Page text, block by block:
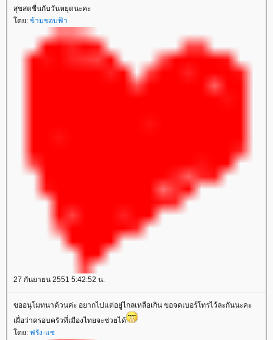
สุขสดชื่นกับวันหยุดนะคะ
ดย: ข้ามขอบฟ้า
27 กันยายน 2551 5:42:52 น.
ขออนุโมทนาด้วนค่ะ อยากไปแต่อยู่ไกลเหลือเกิน ขอจดเบอร์โทรไว้ละกันนะคะ
เผื่อว่าครอบครัวที่เมืองไทยจะช่วยได้
ดย: ฟรัง-แซ